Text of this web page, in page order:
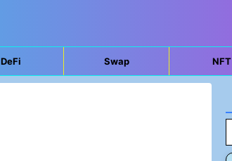
DeFi Swap NFT